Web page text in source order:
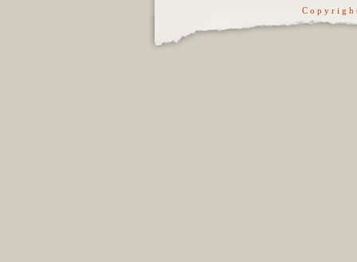
C o p y r i g h